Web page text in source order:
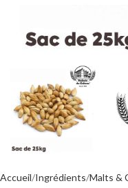
Accueil Ingrédients Malts &